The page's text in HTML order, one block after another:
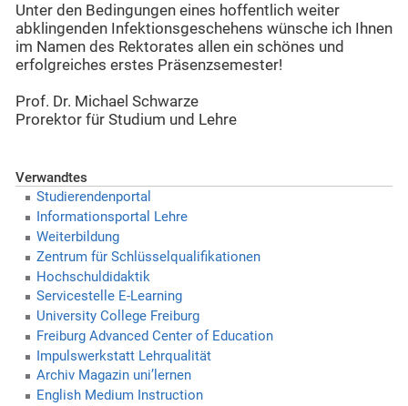
Unter den Bedingungen eines hoffentlich weiter
abklingenden Infektionsgeschehens wünsche ich Ihnen
im Namen des Rektorates allen ein schönes und
erfolgreiches erstes Präsenzsemester!
Prof. Dr. Michael Schwarze
Prorektor für Studium und Lehre
Verwandtes
Studierendenportal
Informationsportal Lehre
Weiterbildung
Zentrum für Schlüsselqualifikationen
Hochschuldidaktik
Servicestelle E-Learning
University College Freiburg
Freiburg Advanced Center of Education
Impulswerkstatt Lehrqualität
Archiv Magazin uni’lernen
English Medium Instruction